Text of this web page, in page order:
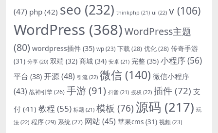
(47) php (42) seo (232) thinkphp (21) ui (22) v (106)
WordPress (368)WordPress主题
(80) wordpress插件 (35) wp (23) 下载(28) 优化(28) 传奇手游
(31) 分享 (20) 双端 (32) 商城 (34) 安卓 (21) 完整 (35) 小程序(56)
平台 (38) 开源(48) 引流 (22) 微信 (140) 微信小程序
(43) 战神引擎(26) 手游(91) 抖音 (21) 授权 (22) 插件 (72) 支
付 (41) 教程 (55) 标题 (21) 模板 (76)源码 (217) 玩
法 (22) 程序(29) 系统(27) 网站(45) 苹果cms (31) 视频 (23)